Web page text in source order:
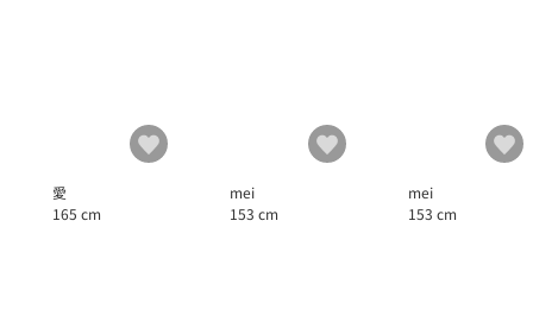
愛
165 cm
mei
153 cm
mei
153 cm